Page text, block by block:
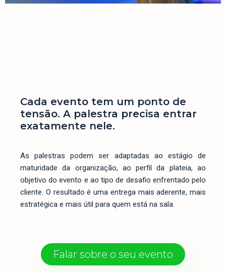
Cada evento tem um ponto de
tensão. A palestra precisa entrar
exatamente nele.
As palestras podem ser adaptadas ao estágio de
maturidade da organização, ao perfil da plateia, ao
objetivo do evento e ao tipo de desafio enfrentado pelo
cliente. O resultado é uma entrega mais aderente, mais
estratégica e mais útil para quem está na sala.
Falar sobre o seu evento